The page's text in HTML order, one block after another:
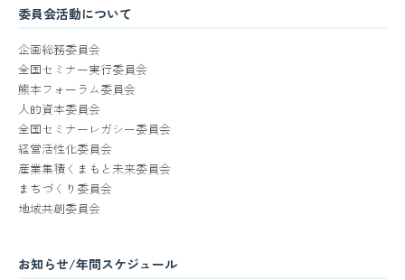
委員会活動について
企画総務委員会
全国セミナー実行委員会
熊本フォーラム委員会
人的資本委員会
全国セミナーレガシー委員会
経営活性化委員会
産業集積くまもと未来委員会
まちづくり委員会
地域共創委員会
お知らせ/年間スケジュール